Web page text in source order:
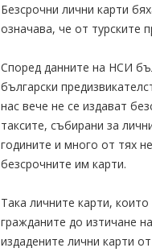
Безсрочни лични карти
означава, че от турските
Според данните на НСИ
български
нас вече не се издават
таксите, събирани за
годините и много от тях
безсрочните им карти.
Така личните карти,
гражданите до изтичане
издадените лични карти